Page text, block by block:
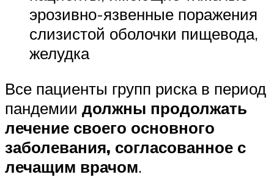
эрозивно-язвенные поражения
слизистой оболочки пищевода,
желудка
Все пациенты групп риска в период
пандемии должны продолжать
лечение своего основного
заболевания, согласованное с
лечащим врачом.